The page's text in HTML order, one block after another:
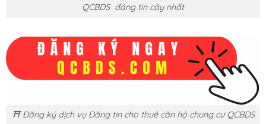
QCBDS đáng tin cậy nhất
⛩️ Đăng ký dịch vụ Đăng tin cho thuê căn hộ chung cư QCBDS